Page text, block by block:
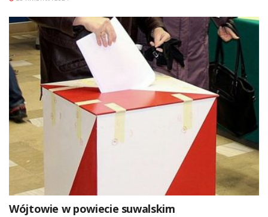
Wójtowie w powiecie suwalskim